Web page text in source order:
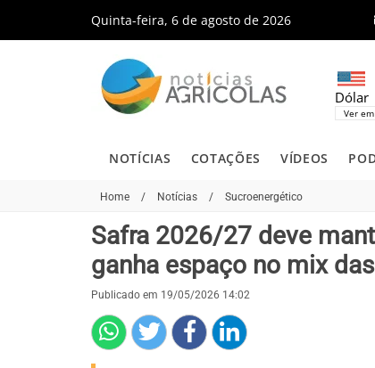
Quinta-feira, 6 de agosto de 2026
Dólar
Ver
NOTÍCIAS COTAÇÕES VÍDEOS
Home / Notícias / Sucroenergético
Safra 2026/27 deve
ganha espaço no mix
Publicado em 19/05/2026 14:02